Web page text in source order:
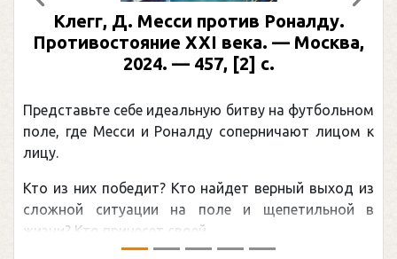
Клегг, Д. Месси против Роналду.
Противостояние XXI века. — Москва,
2024. — 457, [2] с.
Представьте себе идеальную битву на футбольном
поле, где Месси и Роналду соперничают лицом к
лицу.
Кто из них победит? Кто найдет верный выход из
сложной ситуации на поле и щепетильной в
жизни? Кто принесет своей ...
Предыдущий